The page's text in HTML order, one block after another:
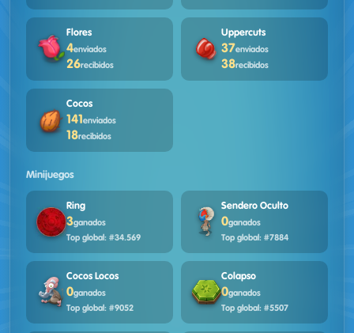
Flores
4enviados
26recibidos
Uppercuts
37enviados
38recibidos
Cocos
141 enviados
18recibidos
Minijuegos
Ring
3ganados
Top global: #34.569
Sendero Oculto
0ganados
Top global: #7884
Cocos Locos
0ganados
Top global: #9052
Colapso
0ganados
Top global: #5507